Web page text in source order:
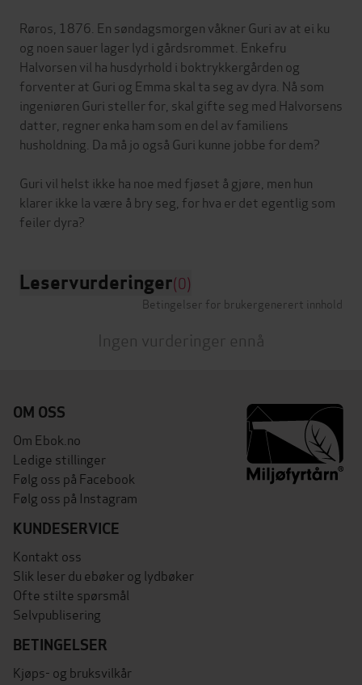
Røros, 1876. En søndagsmorgen våkner Guri av at ei ku
og noen sauer lager lyd i gårdsrommet. Enkefru
Halvorsen vil ha husdyrhold i boktrykkergården og
forventer at Guri og Emma skal ta seg av dyra. Nå som
ingeniøren Guri steller for, skal gifte seg med Halvorsens
datter, regner enka ham som en del av familiens
husholdning. Da må jo også Guri kunne jobbe for dem?
Guri vil helst ikke ha noe med fjøset å gjøre, men hun
klarer ikke la være å bry seg, for hva er det egentlig som
Leservurderinger(0)
Betingelser for brukergenerert innhold
Ingen vurderinger ennå
OM OSS
Om Ebok.no
Ledige stillinger
Følg oss på Facebook
Følg oss på Instagram
KUNDESERVICE
Kontakt oss
Slik leser du ebøker og lydbøker
Ofte stilte spørsmål
Selvpublisering
BETINGELSER
Kjøps- og bruksvilkår